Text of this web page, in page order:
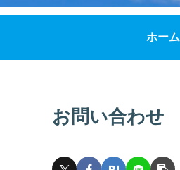
ホーム
お問い合わせ